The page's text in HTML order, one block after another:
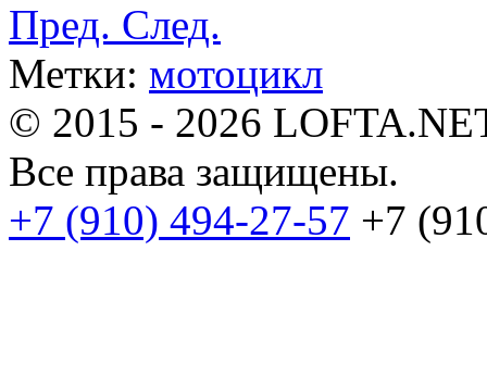
Пред. След.
Метки: мотоцикл
© 2015 - 2026
Все права защищены.
+7 (910) 494-27-57 +7